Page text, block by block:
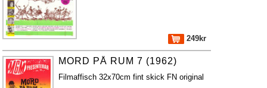
249kr
MORD PÅ RUM 7 (1962)
Filmaffisch 32x70cm fint skick FN original